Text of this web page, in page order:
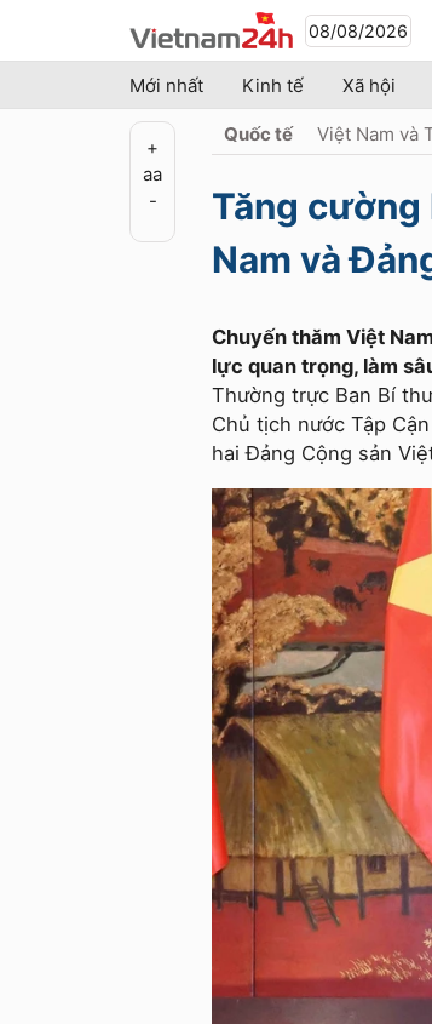
08/08/2026
Mới nhất Kinh tế Xã hội
+
aa
-
Quốc tế Việt Nam và
Tăng
Nam và
Chuyến thăm Việt
lực quan trọng, làm
Thường trực Ban Bí
Chủ tịch nước Tập
hai Đảng Cộng sản